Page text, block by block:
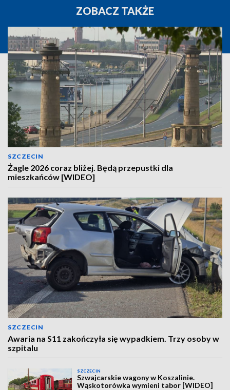
ZOBACZ TAKŻE
SZCZECIN
Żagle 2026 coraz bliżej. Będą przepustki dla
mieszkańców [WIDEO]
SZCZECIN
Awaria na S11 zakończyła się wypadkiem. Trzy osoby w
szpitalu
SZCZECIN
Szwajcarskie wagony w Koszalinie.
Wąskotorówka wymieni tabor [WIDEO]